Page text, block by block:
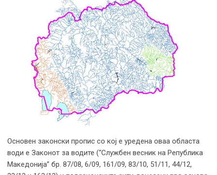
Основен законски пропис со кој е уредена оваа областа
води е Законот за водите (“Службен весник на Република
Македонија” бр. 87/08, 6/09, 161/09, 83/10, 51/11, 44/12,